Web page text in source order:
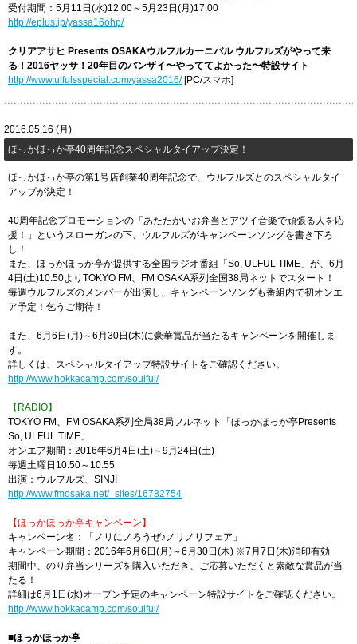
受付期間：5月11日(水)12:00～5月23日(月)17:00
http://eplus.jp/yassa16ohp/
クリアアサヒ Presents OSAKAウルフルカーニバル ウルフルズがやって来
る！2016ヤッサ！20年目のバンザイ〜やっててよかった〜特設サイト
http://www.ulfulsspecial.com/yassa2016/[PC/スマホ]
2016.05.16 (月)
ほっかほっか亭40周年記念スペシャルタイアップ決定！
ほっかほっか亭の第1号店創業40周年記念で、ウルフルズとのスペシャルタイ
アップが決定！
40周年記念プロモーションの「あたたかいお弁当とアツイ音楽で頑張る人を応
援！」というスローガンの下、ウルフルズがキャンペーンソングを書き下ろ
し！
また、ほっかほっか亭が提供する全国ラジオ番組「So, ULFUL TIME」が、6月
4日(土)10:50よりTOKYO FM、FM OSAKA系列全国38局ネットでスタート！
毎週ウルフルズのメンバーが出演し、キャンペーンソングも番組内で初オンエ
ア予定！乞うご期待！
また、6月6日(月)～6月30日(木)に豪華賞品が当たるキャンペーンを開催しま
す。
詳しくは、スペシャルタイアップ特設サイトをご確認ください。
http://www.hokkacamp.com/soulful/
【RADIO】
TOKYO FM、FM OSAKA系列全局38局フルネット「ほっかほっか亭Presents
So, ULFUL TIME」
オンエア期間：2016年6月4日(土)～9月24日(土)
毎週土曜日10:50～10:55
出演：ウルフルズ、SINJI
http://www.fmosaka.net/_sites/16782754
【ほっかほっか亭キャンペーン】
キャンペーン名：「ノリにノろうぜ♪ノリノリフェア」
キャンペーン期間：2016年6月6日(月)～6月30日(木) ※7月7日(木)消印有効
期間中、のり弁当シリーズを購入いただき、ご応募いただくと素敵な賞品が当
たる！
詳細は6月1日(水)オープン予定のキャンペーン特設サイトをご確認ください。
http://www.hokkacamp.com/soulful/
■ほっかほっか亭